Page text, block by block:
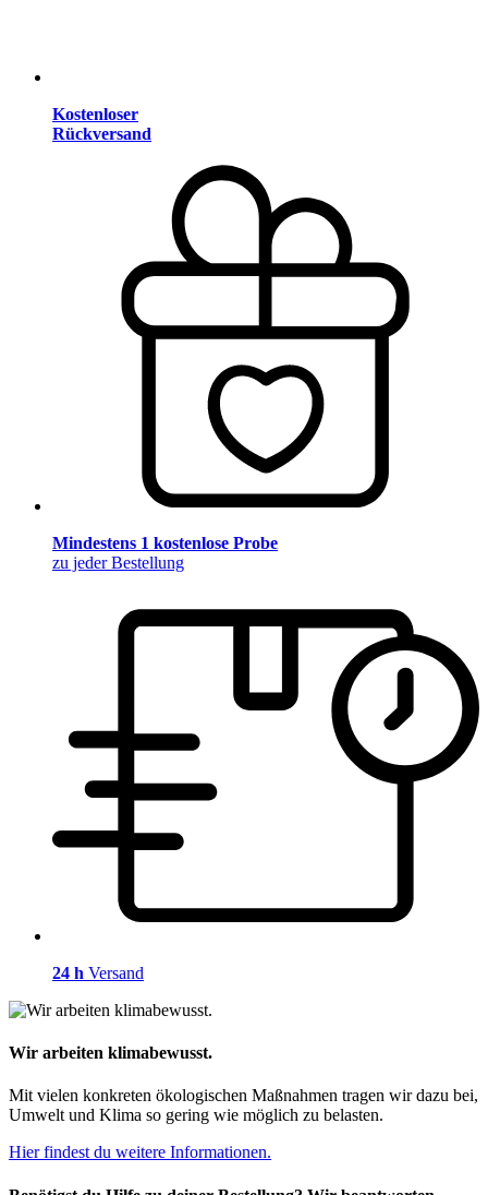
Kostenloser
Rückversand
Mindestens 1 kostenlose Probe
zu jeder Bestellung
24 h Versand
Wir arbeiten klimabewusst.
Mit vielen konkreten ökologischen Maßnahmen tragen wir dazu bei,
Umwelt und Klima so gering wie möglich zu belasten.
Hier findest du weitere Informationen.